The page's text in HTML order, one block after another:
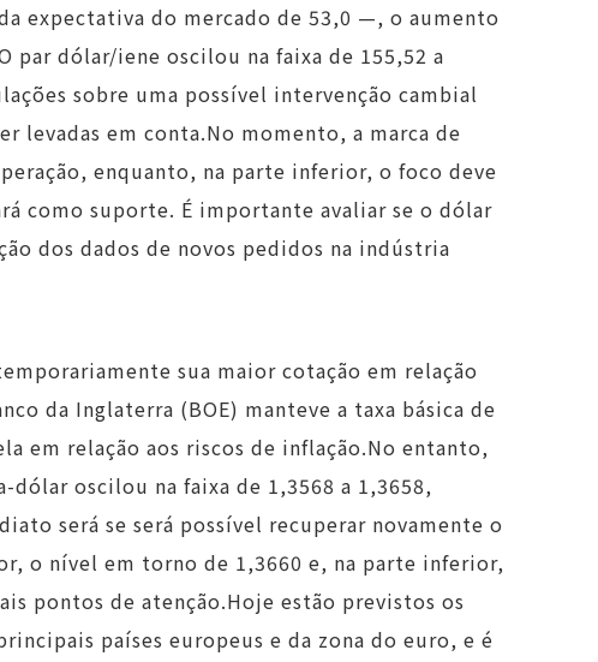
expectativa do mercado de 53,0 —, o aumento
par dólar/iene oscilou na faixa de 155,52 a
sobre uma possível intervenção cambial
levadas em conta.No momento, a marca de
enquanto, na parte inferior, o foco deve
como suporte. É importante avaliar se o dólar
dos dados de novos pedidos na indústria
sua maior cotação em relação
da Inglaterra (BOE) manteve a taxa básica de
em relação aos riscos de inflação.No entanto,
oscilou na faixa de 1,3568 a 1,3658,
será se será possível recuperar novamente o
o nível em torno de 1,3660 e, na parte inferior,
pontos de atenção.Hoje estão previstos os
países europeus e da zona do euro, e é